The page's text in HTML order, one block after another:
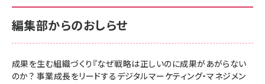
￥880
anan(アンアン)2026/06/24号 No.2500増刊
スペシャルエディション[王道エンタメの矜持／
￥1,100
内サポート正規品 メーカー保証5年
KLMEA128G
NIMASO ガラスフィルム iPhone 17 用 保護フィ
すい ガイド枠付き いPhone17 (6.3インチ) 対応
2枚セット DSP25F1698
￥1,599
内サポート正規品 メーカー保証5年
KLMEA128G
Amazon eギフトカード - Amazonロゴ - クラ
￥5,000
編集部からのおしらせ
成果を生む組織づくり『なぜ戦略は正しいのに成果があがらない
のか？ 事業成長をリードするデジタルマーケティング・マネジメン